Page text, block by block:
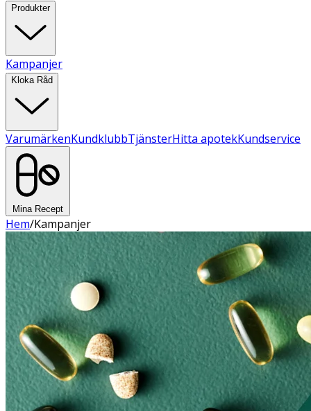
Produkter
Kampanjer
Kloka Råd
VarumärkenKundklubbTjänsterHitta apotekKundservice
Mina Recept
Hem/Kampanjer